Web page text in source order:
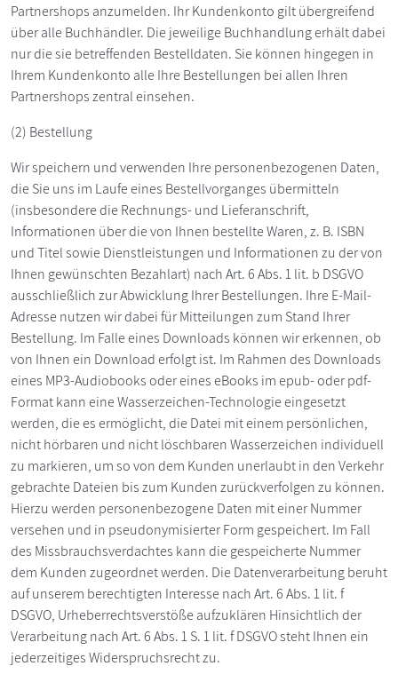
Partnershops anzumelden. Ihr Kundenkonto gilt übergreifend
über alle Buchhändler. Die jeweilige Buchhandlung erhält dabei
nur die sie betreffenden Bestelldaten. Sie können hingegen in
Ihrem Kundenkonto alle Ihre Bestellungen bei allen Ihren
Partnershops zentral einsehen.
(2) Bestellung
Wir speichern und verwenden Ihre personenbezogenen Daten,
die Sie uns im Laufe eines Bestellvorganges übermitteln
(insbesondere die Rechnungs- und Lieferanschrift,
Informationen über die von Ihnen bestellte Waren, z. B. ISBN
und Titel sowie Dienstleistungen und Informationen zu der von
Ihnen gewünschten Bezahlart) nach Art. 6 Abs. 1 lit. b DSGVO
ausschließlich zur Abwicklung Ihrer Bestellungen. Ihre E-Mail-
Adresse nutzen wir dabei für Mitteilungen zum Stand Ihrer
Bestellung. Im Falle eines Downloads können wir erkennen, ob
von Ihnen ein Download erfolgt ist. Im Rahmen des Downloads
eines MP3-Audiobooks oder eines eBooks im epub- oder pdf-
Format kann eine Wasserzeichen-Technologie eingesetzt
werden, die es ermöglicht, die Datei mit einem persönlichen,
nicht hörbaren und nicht löschbaren Wasserzeichen individuell
zu markieren, um so von dem Kunden unerlaubt in den Verkehr
gebrachte Dateien bis zum Kunden zurückverfolgen zu können.
Hierzu werden personenbezogene Daten mit einer Nummer
versehen und in pseudonymisierter Form gespeichert. Im Fall
des Missbrauchsverdachtes kann die gespeicherte Nummer
dem Kunden zugeordnet werden. Die Datenverarbeitung beruht
auf unserem berechtigten Interesse nach Art. 6 Abs. 1 lit. f
DSGVO, Urheberrechtsverstöße aufzuklären Hinsichtlich der
Verarbeitung nach Art. 6 Abs. 1 S. 1 lit. f DSGVO steht Ihnen ein
jederzeitiges Widerspruchsrecht zu.